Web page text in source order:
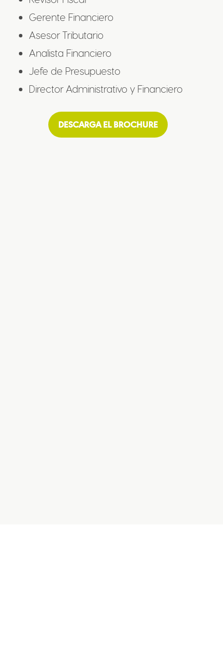
Gerente Financiero
Asesor Tributario
Analista Financiero
Jefe de Presupuesto
Director Administrativo y Financiero
DESCARGA EL BROCHURE